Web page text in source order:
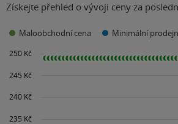
Získejte přehled o vývoji ceny za
Maloobchodní cena Minimální